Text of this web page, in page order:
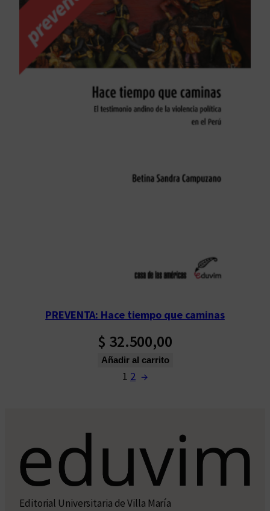
PREVENTA: Hace tiempo que caminas
$ 32.500,00
Añadir al carrito
1 2 →
Editorial Universitaria de Villa María